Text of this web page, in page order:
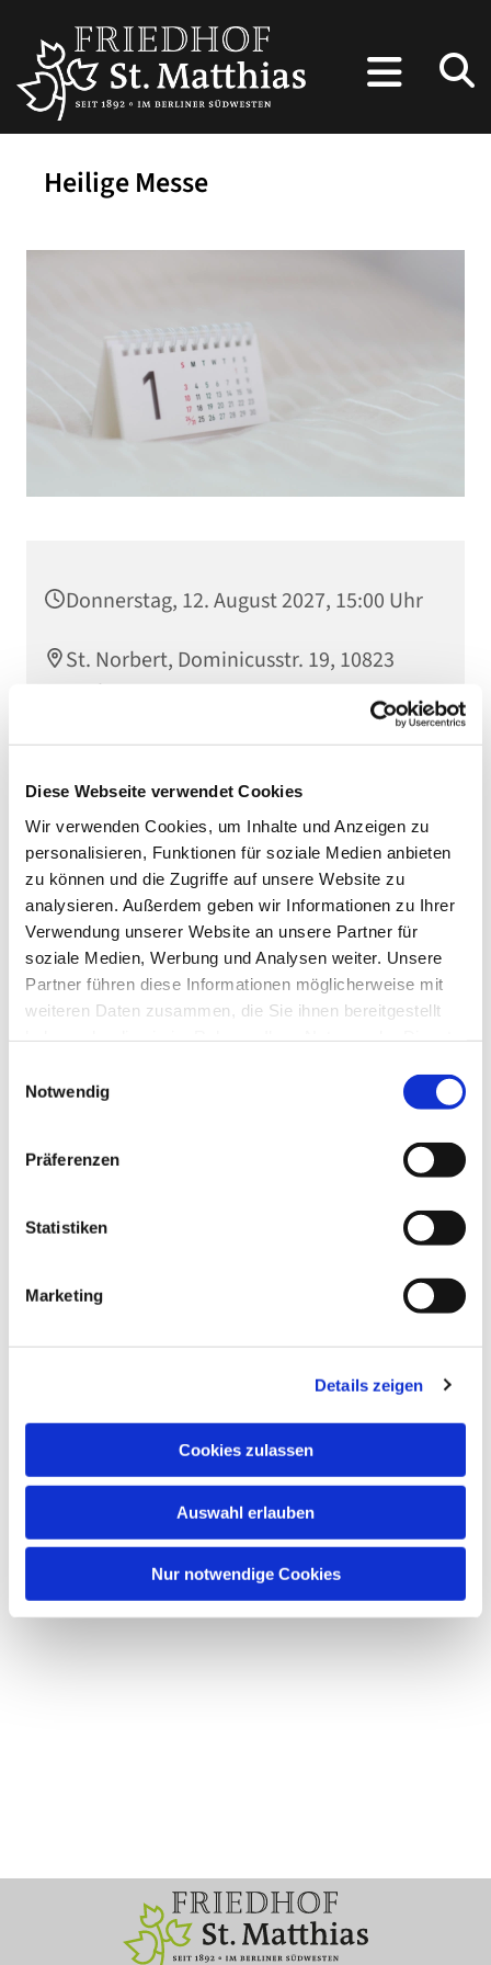
Diese Webseite verwendet Cookies
Wir verwenden Cookies, um Inhalte und Anzeigen zu
personalisieren, Funktionen für soziale Medien anbieten
zu können und die Zugriffe auf unsere Website zu
analysieren. Außerdem geben wir Informationen zu Ihrer
Verwendung unserer Website an unsere Partner für
soziale Medien, Werbung und Analysen weiter. Unsere
Partner führen diese Informationen möglicherweise mit
weiteren Daten zusammen, die Sie ihnen bereitgestellt
Notwendig
Präferenzen
Statistiken
Marketing
Details zeigen
Cookies zulassen
Auswahl erlauben
Nur notwendige Cookies
Heilige Messe
Donnerstag, 12. August 2027, 15:00 Uhr
St. Norbert, Dominicusstr. 19, 10823
Berlin